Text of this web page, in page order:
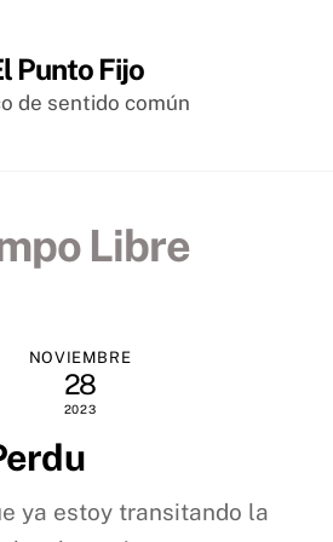
de sentido común
Libre
NOVIEMBRE
28
2023
ya estoy transitando la